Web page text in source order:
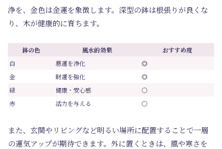
浄を、金色は金運を象徴します。深型の鉢は根張りが良くな
り、木が健康的に育ちます。
鉢の色 風水的効果
おすすめ度
白
悪運を浄化
◎
金
財運を強化
◎
緑
健康・安心感
○
赤
活力を与える ○
また、玄関やリビングなど明るい場所に配置することで一層
の運気アップが期待できます。外に置くときは、風や寒さを